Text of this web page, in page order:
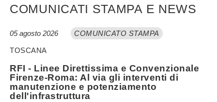
COMUNICATI STAMPA E NEWS
05 agosto 2026 COMUNICATO STAMPA
TOSCANA
RFI - Linee Direttissima e Convenzionale
Firenze-Roma: Al via gli interventi di
manutenzione e potenziamento
dell'infrastruttura